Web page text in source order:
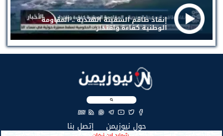
إنقاذ طاقم السفينة الهندية .. المقاومة
الوطنية كفاءة واقتدار
EN
حول نيوزيمن إتصل بنا